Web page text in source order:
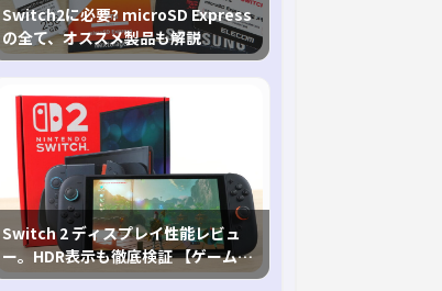
Switch2に必要? microSD Express
の全て、オススメ製品も解説
Switch 2 ディスプレイ性能レビュ
ー。HDR表示も徹底検証 【ゲームに
おけるHDRの未来を切り開く1台！】